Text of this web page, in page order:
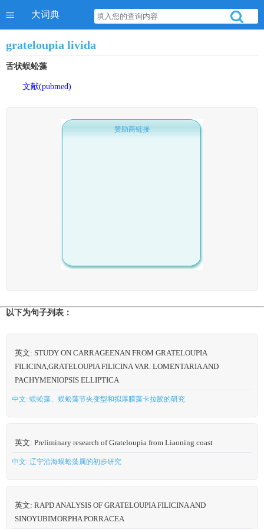
大词典
grateloupia livida
舌状蜈蚣藻
文献(pubmed)
赞助商链接
以下为句子列表：
英文: STUDY ON CARRAGEENAN FROM GRATELOUPIA
FILICINA,GRATELOUPIA FILICINA VAR. LOMENTARIA AND
PACHYMENIOPSIS ELLIPTICA
中文: 蜈蚣藻、蜈蚣藻节夹变型和拟厚膜藻卡拉胶的研究
英文: Preliminary research of Grateloupia from Liaoning coast
中文: 辽宁沿海蜈蚣藻属的初步研究
英文: RAPD ANALYSIS OF GRATELOUPIA FILICINA AND
SINOYUBIMORPHA PORRACEA